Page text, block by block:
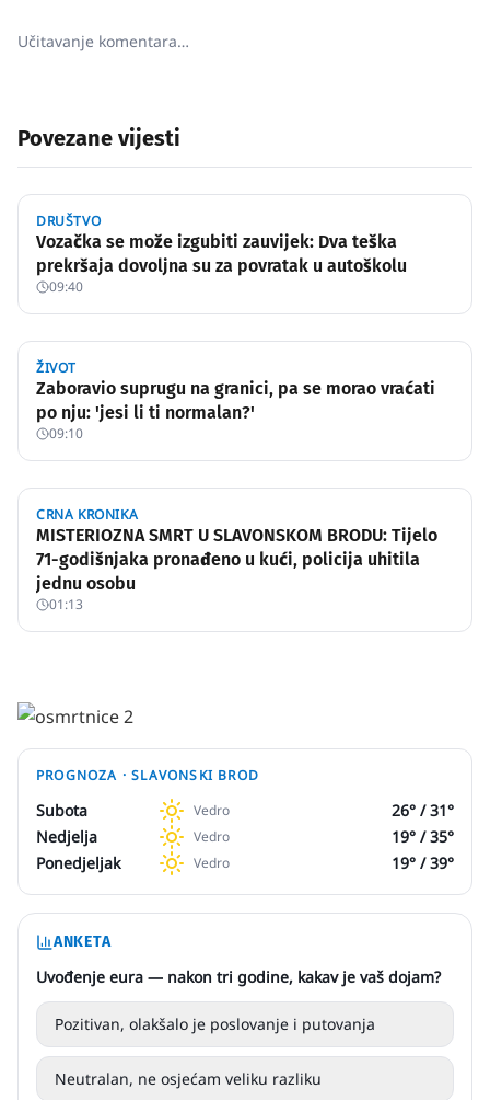
Učitavanje komentara…
Povezane vijesti
DRUŠTVO
Vozačka se može izgubiti zauvijek: Dva teška
prekršaja dovoljna su za povratak u autoškolu
09:40
ŽIVOT
Zaboravio suprugu na granici, pa se morao vraćati
po nju: 'jesi li ti normalan?'
09:10
CRNA KRONIKA
MISTERIOZNA SMRT U SLAVONSKOM BRODU: Tijelo
71-godišnjaka pronađeno u kući, policija uhitila
jednu osobu
01:13
PROGNOZA ·SLAVONSKI BROD
Subota Vedro 26° /31°
Nedjelja
Vedro 19° /35°
Ponedjeljak
Vedro 19° /39°
ANKETA
Uvođenje eura — nakon tri godine, kakav je vaš dojam?
Pozitivan, olakšalo je poslovanje i putovanja
Neutralan, ne osjećam veliku razliku